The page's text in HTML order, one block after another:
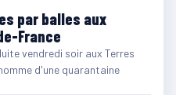
par balles aux
France
vendredi soir aux Terres
d'une quarantaine